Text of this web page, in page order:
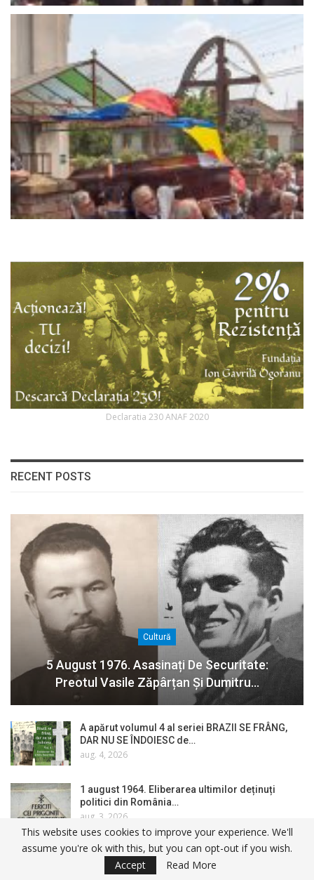
Declaratia 230 ANAF 2020
RECENT POSTS
Cultură
5 August 1976. Asasinați De Securitate:
Preotul Vasile Zăpârțan Și Dumitru…
A apărut volumul 4 al seriei BRAZII SE FRÂNG,
DAR NU SE ÎNDOIESC de…
aug. 4, 2026
1 august 1964. Eliberarea ultimilor deținuți
politici din România…
aug. 3, 2026
La Sâmbăta de Sus, luptătorii în Rezistența
anticomunistă din Făgăraș…
This website uses cookies to improve your experience. We'll
assume you're ok with this, but you can opt-out if you wish.
Accept
Read More